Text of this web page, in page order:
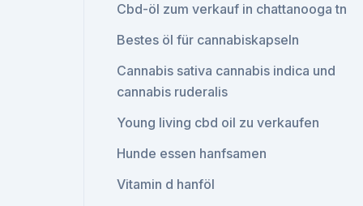
Cbd-öl zum verkauf in chattanooga tn
Bestes öl für cannabiskapseln
Cannabis sativa cannabis indica und
cannabis ruderalis
Young living cbd oil zu verkaufen
Hunde essen hanfsamen
Vitamin d hanföl